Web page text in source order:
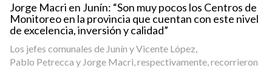
Jorge Macri en Junín: “Son muy pocos los Centros de
Monitoreo en la provincia que cuentan con este nivel
de excelencia, inversión y calidad”
Los jefes comunales de Junín y Vicente López,
Pablo Petrecca y Jorge Macri, respectivamente, recorrieron